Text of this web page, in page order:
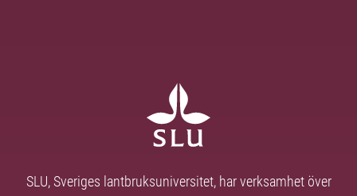
SLU, Sveriges lantbruksuniversitet, har verksamhet över